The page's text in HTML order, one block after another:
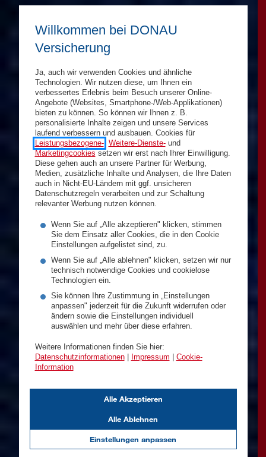
Willkommen bei DONAU
Versicherung
Ja, auch wir verwenden Cookies und ähnliche
Technologien. Wir nutzen diese, um Ihnen ein
verbessertes Erlebnis beim Besuch unserer Online-
Angebote (Websites, Smartphone-/Web-Applikationen)
bieten zu können. So können wir Ihnen z. B.
personalisierte Inhalte zeigen und unsere Services
laufend verbessern und ausbauen. Cookies für
Leistungsbezogene-, Weitere-Dienste-und
Marketingcookies setzen wir erst nach Ihrer Einwilligung.
Diese gehen auch an unsere Partner für Werbung,
Medien, zusätzliche Inhalte und Analysen, die Ihre Daten
auch in Nicht-EU-Ländern mit ggf. unsicheren
Datenschutzregeln verarbeiten und zur Schaltung
relevanter Werbung nutzen können.
Wenn Sie auf „Alle akzeptieren" klicken, stimmen
Sie dem Einsatz aller Cookies, die in den Cookie
Einstellungen aufgelistet sind, zu.
Wenn Sie auf „Alle ablehnen" klicken, setzen wir nur
technisch notwendige Cookies und cookielose
Technologien ein.
Sie können Ihre Zustimmung in „Einstellungen
anpassen" jederzeit für die Zukunft widerrufen oder
ändern sowie die Einstellungen individuell
auswählen und mehr über diese erfahren.
Weitere Informationen finden Sie hier:
Datenschutzinformationen| Impressum
Cookie-
Information
Einstellungen anpassen
Alle Ablehnen
Alle Akzeptieren